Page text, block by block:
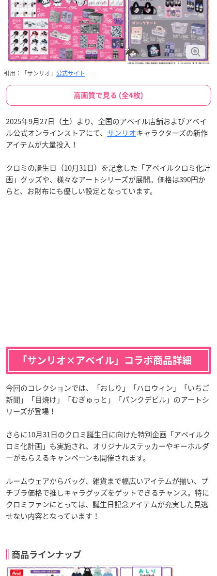
引用：「サンリオ」 公式サイト
高画質で見る (全4枚)
2025年9月27日（土）より、全国のアベイル店舗およびアベイ
ル公式オンラインストアにて、 サンリオキャラクターズの新作
アイテムが大量投入！
クロミの誕生日（10月31日）を記念した「アベイルクロミ化計
画」グッズや、様々なアートシリーズが展開。価格は390円か
らと、お財布にも優しい設定となっています。
「サンリオ×アベイル」コラボ商品詳細
今回のコレクションでは、「おしり」「ハロウィン」「いちご
新聞」「目焼け」「むぎゅっと」「パンクデビル」のアートシ
リーズが登場！
さらに10月31日のクロミ誕生日に向けた特別企画「アベイルク
ロミ化計画」も実施され、オリジナルステッカーやキーホルダ
ーがもらえるキャンペーンも開催されます。
ルームウェアからバッグ、雑貨まで幅広いアイテムが揃い、プ
チプラ価格で推しキャラグッズをゲットできるチャンス。特に
クロミファンにとっては、誕生日記念アイテムが充実した見逃
せない内容となっています！
商品ラインナップ